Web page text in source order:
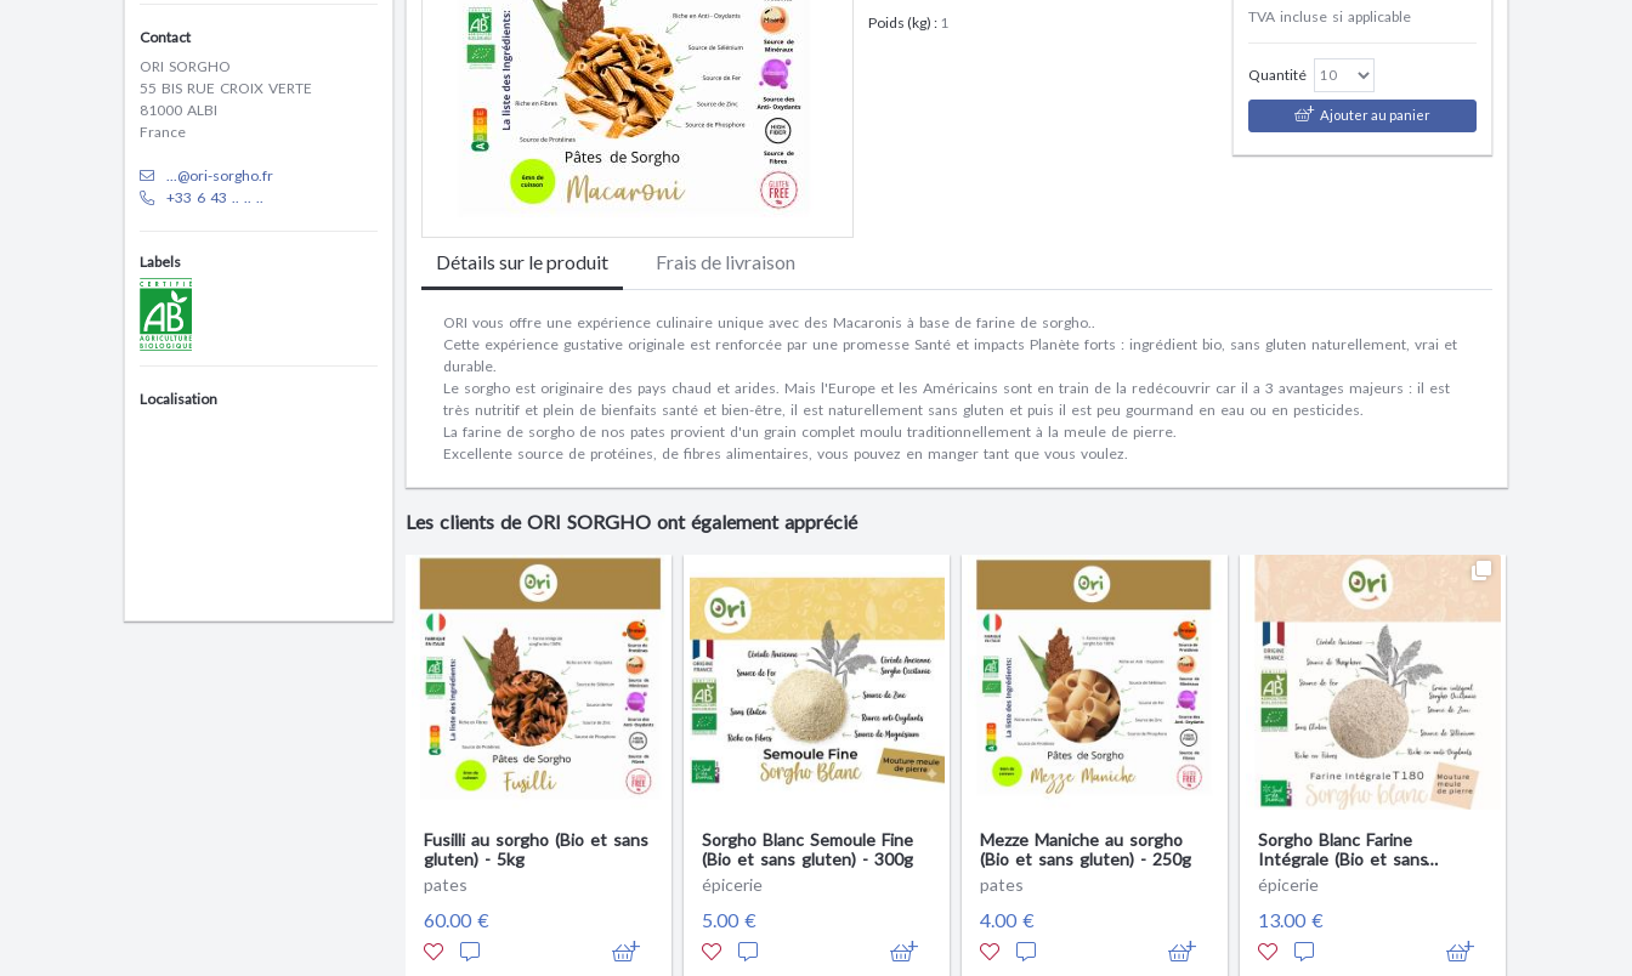
Contact
ORI SORGHO
55 BIS RUE CROIX VERTE
81000 ALBI
France
...@ori-sorgho.fr
+33 6 43 .. .. ..
Labels
Localisation
Poids (kg) : 1 TVA incluse si applicable
Quantité
Ajouter au panier
Détails sur le produit Frais de livraison
ORI vous offre une expérience culinaire unique avec des Macaronis à base de farine de sorgho..
Cette expérience gustative originale est renforcée par une promesse Santé et impacts Planète forts : ingrédient bio, sans gluten naturellement, vrai et
durable.
Le sorgho est originaire des pays chaud et arides. Mais l'Europe et les Américains sont en train de la redécouvrir car il a 3 avantages majeurs : il est
très nutritif et plein de bienfaits santé et bien-être, il est naturellement sans gluten et puis il est peu gourmand en eau ou en pesticides.
La farine de sorgho de nos pates provient d'un grain complet moulu traditionnellement à la meule de pierre.
Excellente source de protéines, de fibres alimentaires, vous pouvez en manger tant que vous voulez.
Les clients de ORI SORGHO ont également apprécié
Fusilli au sorgho (Bio et sans
gluten) - 5kg
pates
60.00 €
Sorgho Blanc Semoule Fine
(Bio et sans gluten) - 300g
épicerie
5.00 €
Mezze Maniche au sorgho
(Bio et sans gluten) - 250g
pates
4.00 €
Sorgho Blanc Farine
Intégrale (Bio et sans
épicerie
13.00 €